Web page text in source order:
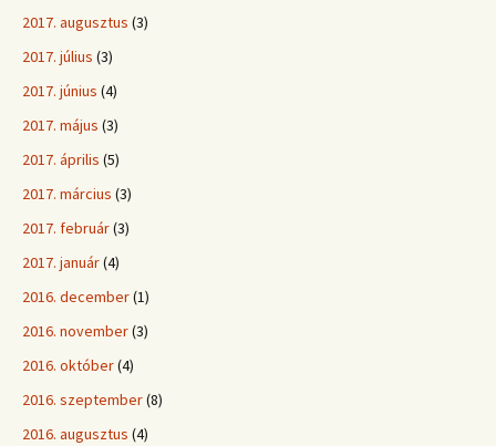
2017. augusztus (3)
2017. július (3)
2017. június (4)
2017. május (3)
2017. április (5)
2017. március (3)
2017. február(3)
2017. január(4)
2016. december(1)
2016. november(3)
2016. október(4)
2016. szeptember(8)
2016. augusztus (4)